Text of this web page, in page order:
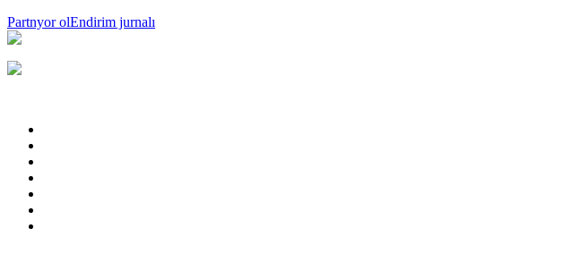
Partnyor olEndirim jurnalı